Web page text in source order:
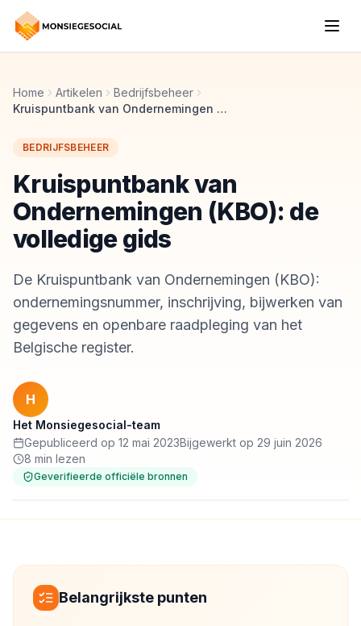
Home Artikelen
Bedrijfsbeheer
Kruispuntbank van Ondernemingen (KBO): de volledige gids
BEDRIJFSBEHEER
Kruispuntbank van
Ondernemingen (KBO): de
volledige gids
De Kruispuntbank van Ondernemingen (KBO):
ondernemingsnummer, inschrijving, bijwerken van
gegevens en openbare raadpleging van het
Belgische register.
H
Het Monsiegesocial-team
Gepubliceerd op 12 mai 2023Bijgewerkt op 29 juin 2026
8 min lezen
Geverifieerde officiële bronnen
Belangrijkste punten